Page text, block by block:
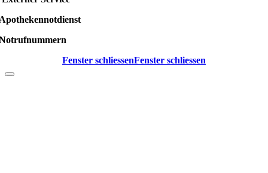
Fenster schliessenFenster schliessen